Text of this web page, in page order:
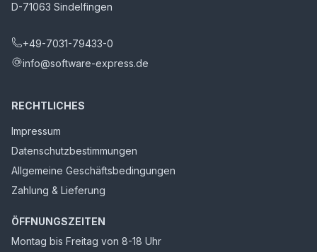
D-71063 Sindelfingen
+49-7031-79433-0
info@software-express.de
RECHTLICHES
Impressum
Datenschutzbestimmungen
Allgemeine Geschäftsbedingungen
Zahlung & Lieferung
ÖFFNUNGSZEITEN
Montag bis Freitag von 8-18 Uhr